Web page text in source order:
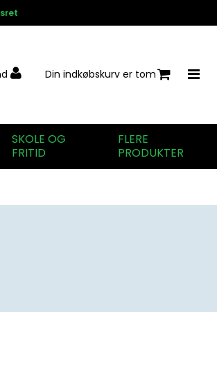
Din indkøbskurv er tom
SKOLE OG
FRITID
FLERE
PRODUKTER